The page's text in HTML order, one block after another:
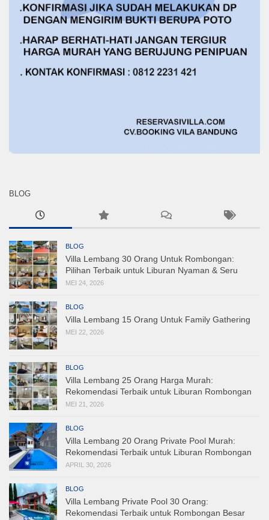
BLOG
BLOG
Villa Lembang 30 Orang Untuk Rombongan:
Pilihan Terbaik untuk Liburan Nyaman & Seru
MEI 24, 2026
BLOG
Villa Lembang 15 Orang Untuk Family Gathering
MEI 22, 2026
BLOG
Villa Lembang 25 Orang Harga Murah:
Rekomendasi Terbaik untuk Liburan Rombongan
MEI 21, 2026
BLOG
Villa Lembang 20 Orang Private Pool Murah:
Rekomendasi Terbaik untuk Liburan Rombongan
APRIL 30, 2026
BLOG
Villa Lembang Private Pool 30 Orang:
Rekomendasi Terbaik untuk Rombongan Besar